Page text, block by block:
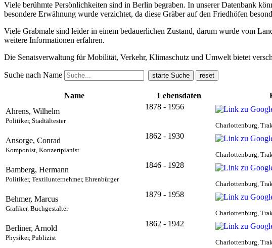
Viele berühmte Persönlichkeiten sind in Berlin begraben. In unserer Datenbank
besondere Erwähnung wurde verzichtet, da diese Gräber auf den Friedhöfen
Viele Grabmale sind leider in einem bedauerlichen Zustand, darum wurde vom
weitere Informationen erfahren.
Die Senatsverwaltung für Mobilität, Verkehr, Klimaschutz und Umwelt bietet
Suche nach Name
Name Lebensdaten
Ahrens, Wilhelm
Politiker, Stadtältester
1878 - 1956
Charlottenburg,
Ansorge, Conrad
Komponist, Konzertpianist
1862 - 1930
Charlottenburg,
Bamberg, Hermann
Politiker, Textilunternehmer, Ehrenbürger
1846 - 1928
Charlottenburg,
Behmer, Marcus
Grafiker, Buchgestalter
1879 - 1958
Charlottenburg,
Berliner, Arnold
Physiker, Publizist
1862 - 1942
Charlottenburg,